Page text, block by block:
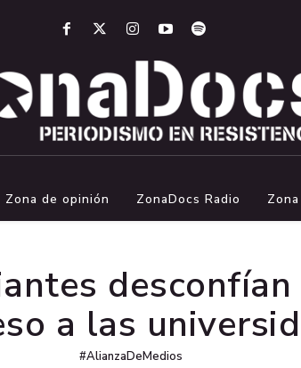
Zona de opinión ZonaDocs Radio
a las
#AlianzaDeMedios